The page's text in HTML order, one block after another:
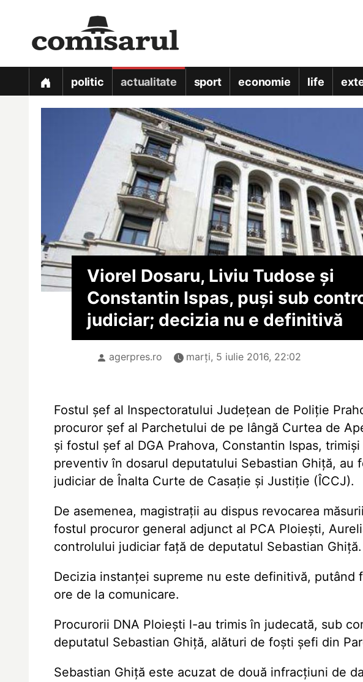
politic actualitate sport economie life
Viorel Dosaru, Liviu Tudose și
Constantin Ispas, puși sub
judiciar; decizia nu e definitivă
agerpres.ro marți, 5 iulie 2016, 22:02
Fostul șef al Inspectoratului Județean de Poliție
procuror șef al Parchetului de pe lângă Curtea de
și fostul șef al DGA Prahova, Constantin Ispas,
preventiv în dosarul deputatului Sebastian Ghiță, au
judiciar de Înalta Curte de Casație și Justiție (ÎCCJ).
De asemenea, magistrații au dispus revocarea
fostul procuror general adjunct al PCA Ploiești,
controlului judiciar față de deputatul Sebastian Ghiță.
Decizia instanței supreme nu este definitivă,
ore de la comunicare.
Procurorii DNA Ploiești l-au trimis în judecată, sub
deputatul Sebastian Ghiță, alături de foști șefi din
Sebastian Ghiță este acuzat de două infracțiuni de